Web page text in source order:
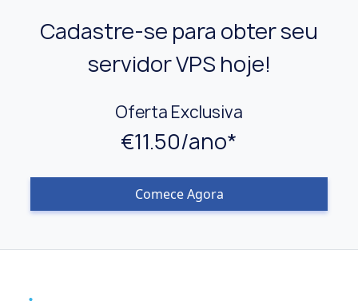
Cadastre-se para obter seu
servidor VPS hoje!
Oferta Exclusiva
€11.50/ano*
Comece Agora